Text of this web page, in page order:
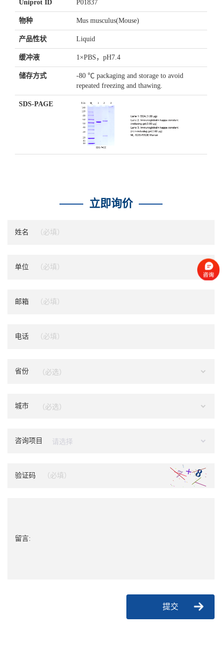
Uniprot ID P01837
物种 Mus musculus(Mouse)
产品性状 Liquid
缓冲液 1×PBS，pH7.4
储存方式
-80 ℃ packaging and storage to avoid
repeated freezing and thawing.
SDS-PAGE
立即询价
姓名
单位
邮箱
电话
省份
城市
咨询项目
验证码
留言:
提交